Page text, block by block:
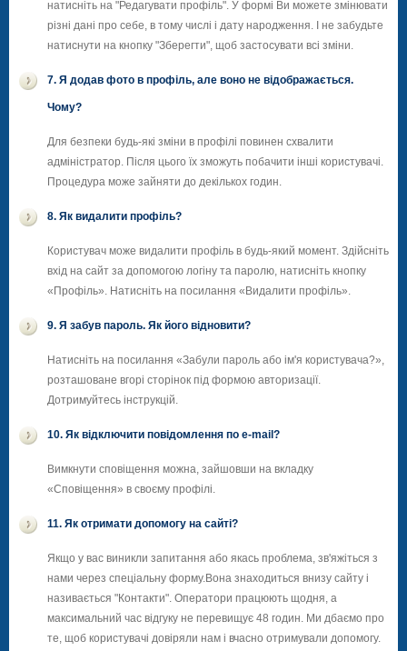
натисніть на "Редагувати профіль". У формі Ви можете змінювати
різні дані про себе, в тому числі і дату народження. І не забудьте
натиснути на кнопку "Зберегти", щоб застосувати всі зміни.
7. Я додав фото в профіль, але воно не відображається.
Чому?
Для безпеки будь-які зміни в профілі повинен схвалити
адміністратор. Після цього їх зможуть побачити інші користувачі.
Процедура може зайняти до декількох годин.
8. Як видалити профіль?
Користувач може видалити профіль в будь-який момент. Здійсніть
вхід на сайт за допомогою логіну та паролю, натисніть кнопку
«Профіль». Натисніть на посилання «Видалити профіль».
9. Я забув пароль. Як його відновити?
Натисніть на посилання «Забули пароль або ім'я користувача?»,
розташоване вгорі сторінок під формою авторизації.
Дотримуйтесь інструкцій.
10. Як відключити повідомлення по e-mail?
Вимкнути сповіщення можна, зайшовши на вкладку
«Сповіщення» в своєму профілі.
11. Як отримати допомогу на сайті?
Якщо у вас виникли запитання або якась проблема, зв'яжіться з
нами через спеціальну форму.Вона знаходиться внизу сайту і
називається "Контакти". Оператори працюють щодня, а
максимальний час відгуку не перевищує 48 годин. Ми дбаємо про
те, щоб користувачі довіряли нам і вчасно отримували допомогу.